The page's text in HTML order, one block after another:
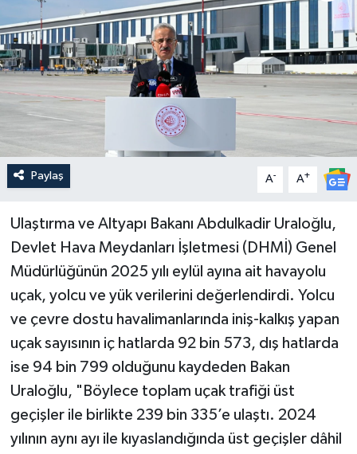
Paylaş A- A+
Ulaştırma ve Altyapı Bakanı Abdulkadir Uraloğlu,
Devlet Hava Meydanları İşletmesi (DHMİ) Genel
Müdürlüğünün 2025 yılı eylül ayına ait havayolu
uçak, yolcu ve yük verilerini değerlendirdi. Yolcu
ve çevre dostu havalimanlarında iniş-kalkış yapan
uçak sayısının iç hatlarda 92 bin 573, dış hatlarda
ise 94 bin 799 olduğunu kaydeden Bakan
Uraloğlu, "Böylece toplam uçak trafiği üst
geçişler ile birlikte 239 bin 335’e ulaştı. 2024
yılının aynı ayı ile kıyaslandığında üst geçişler dâhil
Resmi İlan
Sağlık & Yaşam
Siyaset
Spor